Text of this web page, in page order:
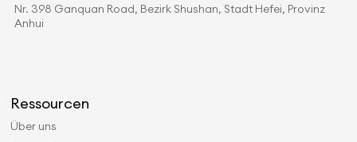
Nr. 398 Ganquan Road, Bezirk Shushan, Stadt Hefei, Provinz
Anhui
Ressourcen
Über uns